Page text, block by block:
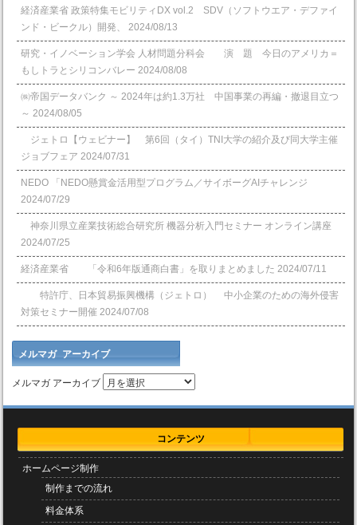
経済産業省 政策特集モビリティDX vol.2 SDV（ソフトウエア・デファイ
ンド・ビークル）開発、
2024/08/13
研究・イノベーション学会 人材問題分科会 演 題 今日のアメリカ＝
もしトラとシリコンバレー 2024/08/08
㈱帝国データバンク ～ 2024年は約1.3万社 中国事業の再編・撤退目立つ
～ 2024/08/05
ジェトロ【ウェビナー】 第6回（タイ）TNI大学の紹介及び同大学主催
ジョブフェア 2024/07/31
NEDO 「NEDO懸賞⾦活⽤型プログラム／サイボーグAIチャレンジ
2024/07/29
神奈川県立産業技術総合研究所 機器分析入門セミナー オンライン講座
2024/07/25
経済産業省 「令和6年版通商白書」を取りまとめました 2024/07/11
特許庁、日本貿易振興機構（ジェトロ） 中小企業のための海外侵害
対策セミナー開催 2024/07/08
メルマガ アーカイブ
メルマガ アーカイブ
コンテンツ
ホームページ制作
制作までの流れ
料金体系